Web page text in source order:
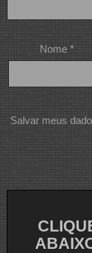
Nome *
Salvar meus